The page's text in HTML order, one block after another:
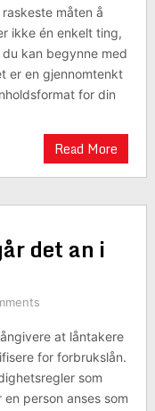
måten å
ikke én enkelt ting,
kan begynne med
er en gjennomtenkt
for din
Read More
det an i
at låntakere
for forbrukslån.
som
person anses som